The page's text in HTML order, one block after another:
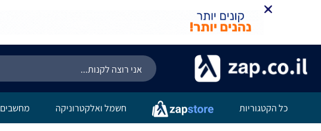
כל הקטגוריות חשמל ואלקטרוניקה מחשבים